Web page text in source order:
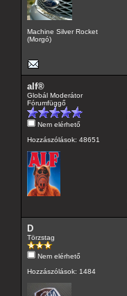
Machine Silver Rocket
(Morgó)
alf®
Globál Moderátor
Fórumfüggő
Nem elérhető
Hozzászólások: 48651
D
Törzstag
Nem elérhető
Hozzászólások: 1484